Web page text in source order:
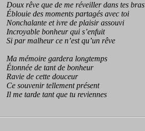
Doux rêve que de me réveiller dans tes bras
Éblouie des moments partagés avec toi
Nonchalante et ivre de plaisir assouvi
Incroyable bonheur qui s’enfuit
Si par malheur ce n’est qu’un rêve
Ma mémoire gardera longtemps
Étonnée de tant de bonheur
Ravie de cette douceur
Ce souvenir tellement présent
Il me tarde tant que tu reviennes